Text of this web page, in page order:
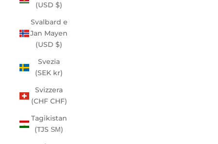
(USD $)
Svalbard e
Jan Mayen
(USD $)
Svezia
(SEK kr)
Svizzera
(CHF CHF)
Tagikistan
(TJS ЅМ)